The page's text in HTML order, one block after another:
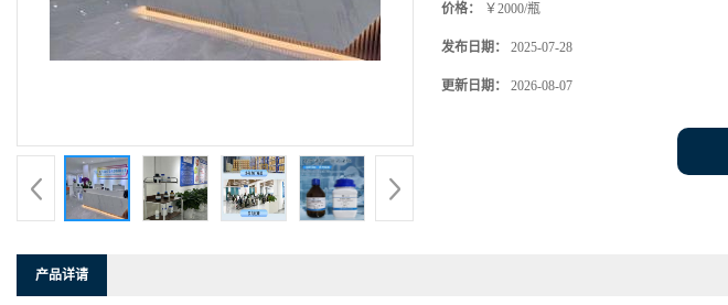
价格： ￥2000/瓶
发布日期： 2025-07-28
更新日期： 2026-08-07
产品详请